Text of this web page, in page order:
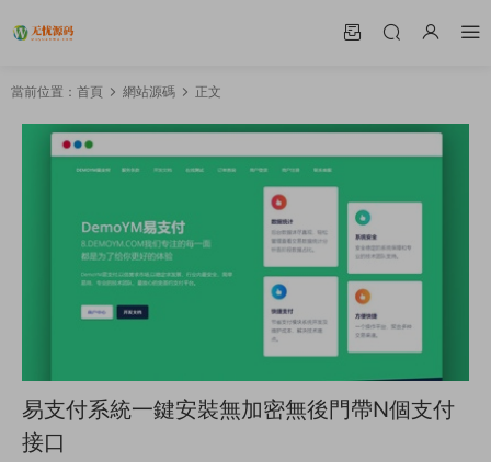
當前位置： 首頁 網站源碼 正文
易支付系統一鍵安裝無加密無後門帶N個支付
接口